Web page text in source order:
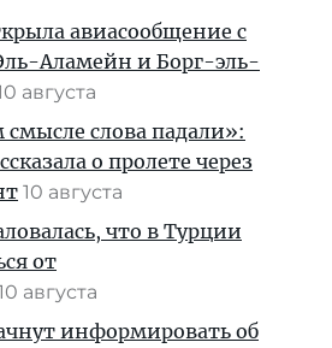
авиасообщение с
Аламейн и Борг-эль-
августа
слова падали»:
о пролете через
10 августа
что в Турции
от
августа
информировать об